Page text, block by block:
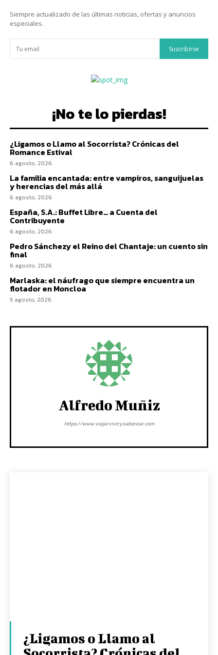
Siempre actualizado de las últimas noticias, ofertas y anuncios
especiales.
Suscribirse
¡No te lo pierdas!
¿Ligamos o Llamo al Socorrista? Crónicas del
Romance Estival
6 agosto, 2026
La familia encantada: entre vampiros, sanguijuelas
y herencias del más allá
6 agosto, 2026
España, S.A.: Buffet Libre… a Cuenta del
Contribuyente
6 agosto, 2026
Pedro Sánchezy el Reino del Chantaje: un cuento sin
final
6 agosto, 2026
Marlaska: el náufrago que siempre encuentra un
flotador en Moncloa
5 agosto, 2026
Alfredo Muñiz
https://www.viajarvivirysaborear.com
¿Ligamos o Llamo al